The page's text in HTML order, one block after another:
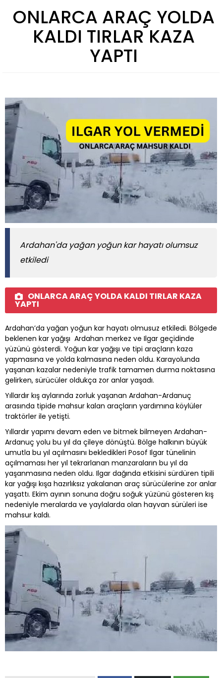
ONLARCA ARAÇ YOLDA
KALDI TIRLAR KAZA
YAPTI
Ardahan'da yağan yoğun kar hayatı olumsuz
etkiledi
ONLARCA ARAÇ YOLDA KALDI TIRLAR KAZA
YAPTI
Ardahan’da yağan yoğun kar hayatı olmusuz etkiledi. Bölgede
beklenen kar yağışı Ardahan merkez ve Ilgar geçidinde
yüzünü gösterdi. Yoğun kar yağışı ve tipi araçların kaza
yapmasına ve yolda kalmasına neden oldu. Karayolunda
yaşanan kazalar nedeniyle trafik tamamen durma noktasına
gelirken, sürücüler oldukça zor anlar yaşadı.
Yıllardır kış aylarında zorluk yaşanan Ardahan-Ardanuç
arasında tipide mahsur kalan araçların yardımına köylüler
traktörler ile yetişti.
Yıllardır yapımı devam eden ve bitmek bilmeyen Ardahan-
Ardanuç yolu bu yıl da çileye dönüştü. Bölge halkının büyük
umutla bu yıl açılmasını bekledikleri Posof Ilgar tünelinin
açılmaması her yıl tekrarlanan manzaraların bu yıl da
yaşanmasına neden oldu. Ilgar dağında etkisini sürdüren tipili
kar yağışı kışa hazırlıksız yakalanan araç sürücülerine zor anlar
yaşattı. Ekim ayının sonuna doğru soğuk yüzünü gösteren kış
nedeniyle meralarda ve yaylalarda olan hayvan sürüleri ise
mahsur kaldı.